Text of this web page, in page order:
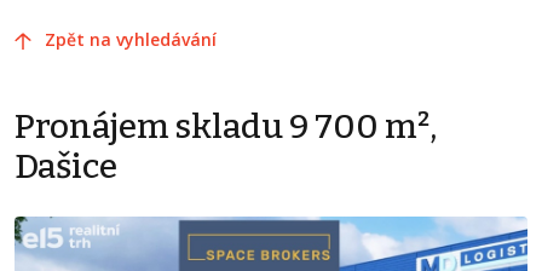
Zpět na vyhledávání
Pronájem skladu 9 700 m²,
Dašice